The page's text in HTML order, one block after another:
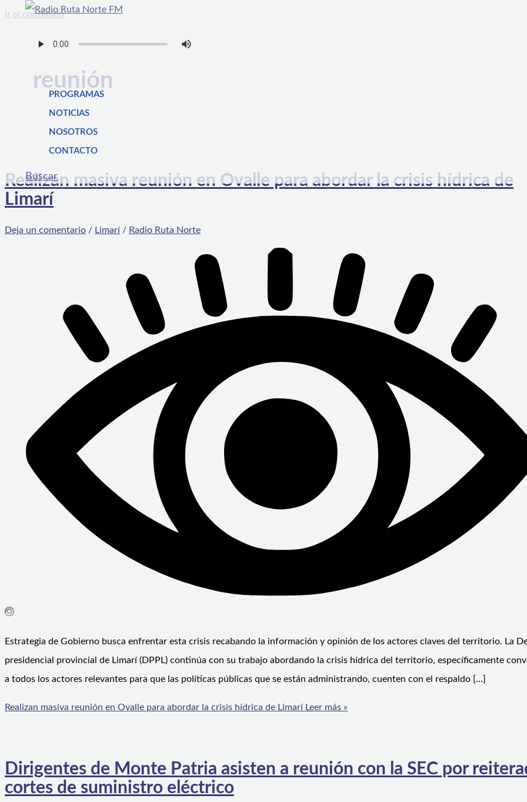
Ir al contenido
PROGRAMAS
NOTICIAS
NOSOTROS
CONTACTO
Buscar
reunión
Realizan masiva reunión en Ovalle para abordar la crisis hídrica de
Limarí
Deja un comentario / Limarí / Radio Ruta Norte
Estrategia de Gobierno busca enfrentar esta crisis recabando la información y opinión de los actores claves del territorio. La
presidencial provincial de Limarí (DPPL) continúa con su trabajo abordando la crisis hídrica del territorio, específicamente
a todos los actores relevantes para que las políticas públicas que se están administrando, cuenten con el respaldo […]
Realizan masiva reunión en Ovalle para abordar la crisis hídrica de Limarí Leer más »
Dirigentes de Monte Patria asisten a reunión con la SEC por
cortes de suministro eléctrico